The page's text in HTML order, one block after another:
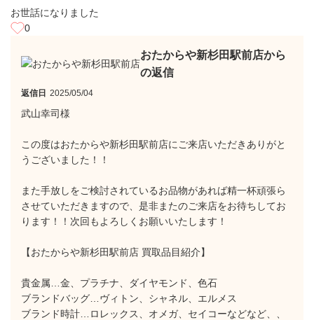
お世話になりました
0
おたからや新杉田駅前店から
の返信
返信日 2025/05/04
武山幸司様
この度はおたからや新杉田駅前店にご来店いただきありがと
うございました！！
また手放しをご検討されているお品物があれば精一杯頑張ら
させていただきますので、是非またのご来店をお待ちしてお
ります！！次回もよろしくお願いいたします！
【おたからや新杉田駅前店 買取品目紹介】
貴金属…金、プラチナ、ダイヤモンド、色石
ブランドバッグ…ヴィトン、シャネル、エルメス
ブランド時計…ロレックス、オメガ、セイコーなどなど、、